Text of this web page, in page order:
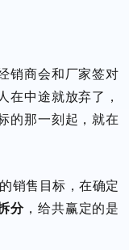
销商会和厂家签对
在中途就放弃了，
的那一刻起，就在
销售目标，在确定
分，给共赢定的是